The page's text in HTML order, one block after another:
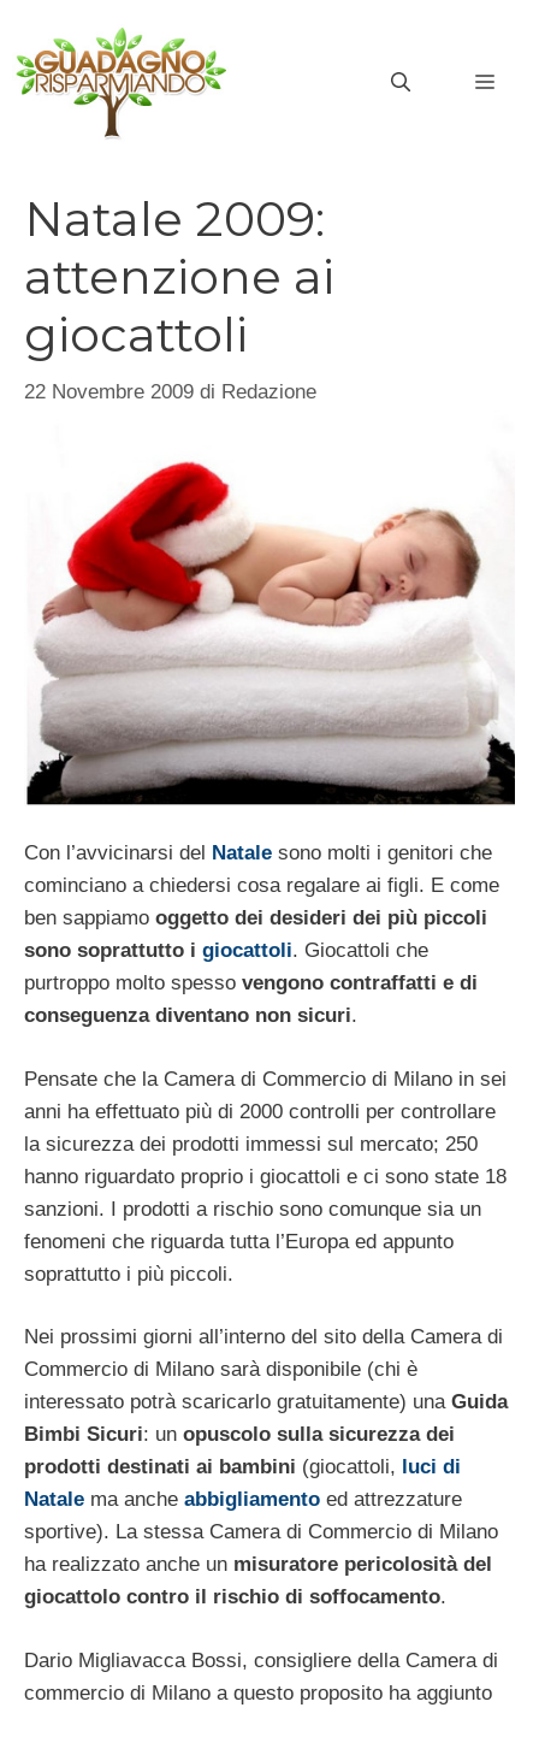
contenuto
Natale 2009:
attenzione ai
giocattoli
22 Novembre 2009 di Redazione
Con l’avvicinarsi del Natale sono molti i genitori che
cominciano a chiedersi cosa regalare ai figli. E come
ben sappiamo oggetto dei desideri dei più piccoli
sono soprattutto i giocattoli. Giocattoli che
purtroppo molto spesso vengono contraffatti e di
conseguenza diventano non sicuri.
Pensate che la Camera di Commercio di Milano in sei
anni ha effettuato più di 2000 controlli per controllare
la sicurezza dei prodotti immessi sul mercato; 250
hanno riguardato proprio i giocattoli e ci sono state 18
sanzioni. I prodotti a rischio sono comunque sia un
fenomeni che riguarda tutta l’Europa ed appunto
soprattutto i più piccoli.
Nei prossimi giorni all’interno del sito della Camera di
Commercio di Milano sarà disponibile (chi è
interessato potrà scaricarlo gratuitamente) una Guida
Bimbi Sicuri: un opuscolo sulla sicurezza dei
prodotti destinati ai bambini (giocattoli,
luci di
Natale ma anche abbigliamento ed attrezzature
sportive). La stessa Camera di Commercio di Milano
ha realizzato anche un misuratore pericolosità del
giocattolo contro il rischio di soffocamento.
Dario Migliavacca Bossi, consigliere della Camera di
commercio di Milano a questo proposito ha aggiunto